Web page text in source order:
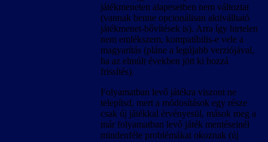
játékmeneten alapesetben nem változtat
(vannak benne opcionálisan aktiválható
játékmenet-bővítések is). Arra így hirtelen
nem emlékszem, kompatibilis-e vele a
magyarítás (pláne a legújabb verziójával,
ha az elmúlt években jött ki hozzá
frissítés).
Folyamatban levő játékra viszont ne
telepítsd, mert a módosítások egy része
csak új játékkal érvényesül, mások meg a
már folyamatban levő játék mentéseinél
mindenféle problémákat okoznak (új